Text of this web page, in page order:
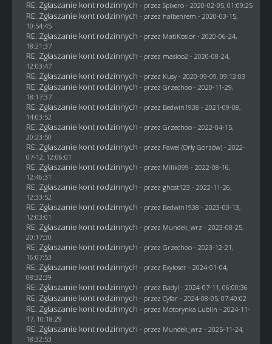
RE: Zgłaszanie kont rodzinnych - przez Spixero- 2020-02-05, 01:09:25
RE: Zgłaszanie kont rodzinnych - przez halbenrem - 2020-03-15,
10:54:45
RE: Zgłaszanie kont rodzinnych - przez MatiKosior- 2020-06-24,
18:21:37
RE: Zgłaszanie kont rodzinnych - przez masloo2 - 2020-08-24,
12:03:47
RE: Zgłaszanie kont rodzinnych - przez Kusy- 2020-09-09, 09:13:03
RE: Zgłaszanie kont rodzinnych - przez Grzechoo- 2020-11-29,
18:17:37
RE: Zgłaszanie kont rodzinnych - przez Bedwin1938 - 2021-09-08,
14:03:52
RE: Zgłaszanie kont rodzinnych - przez Grzechoo- 2022-04-15,
20:23:50
RE: Zgłaszanie kont rodzinnych - przez Pawel (Orły Gorzów)- 2022-
07-12, 12:06:01
RE: Zgłaszanie kont rodzinnych - przez Milik099 - 2022-08-16,
12:46:31
RE: Zgłaszanie kont rodzinnych - przez ghost123 - 2022-11-26,
12:33:52
RE: Zgłaszanie kont rodzinnych - przez Bedwin1938 - 2023-03-13,
12:03:01
RE: Zgłaszanie kont rodzinnych - przez Mundek_wrz - 2023-08-25,
20:17:30
RE: Zgłaszanie kont rodzinnych - przez Grzechoo- 2023-12-21,
16:07:53
RE: Zgłaszanie kont rodzinnych - przez Exyloser- 2024-01-04,
08:32:39
RE: Zgłaszanie kont rodzinnych - przez Badyl - 2024-07-11, 06:00:36
RE: Zgłaszanie kont rodzinnych - przez Cyfar- 2024-08-05, 07:40:02
RE: Zgłaszanie kont rodzinnych - przez Motorynka Lublin - 2024-11-
17, 10:18:29
RE: Zgłaszanie kont rodzinnych - przez Mundek_wrz - 2025-11-24,
18:32:53